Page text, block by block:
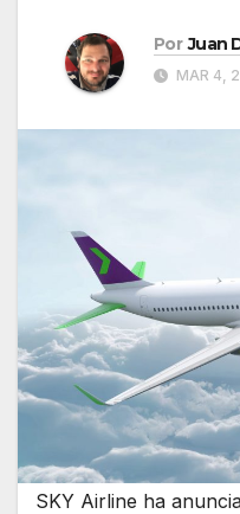
Por Juan
MAR 4,
SKY Airline ha